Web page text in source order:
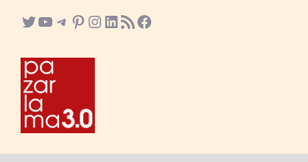
Twitter
YouTube
Telegram
Pinterest
Instagram
LinkedIn
RSS FeedFacebook